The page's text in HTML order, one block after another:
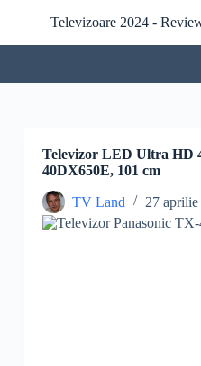
r
l
Televizoare 2024 -
Televizor LED Ultra HD
40DX650E, 101 cm
TV Land 27